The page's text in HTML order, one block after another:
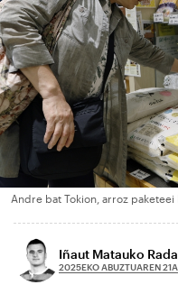
Andre bat Tokion, arroz paketeei
Iñaut Matauko Rada
2025EKO ABUZTUAREN 21A